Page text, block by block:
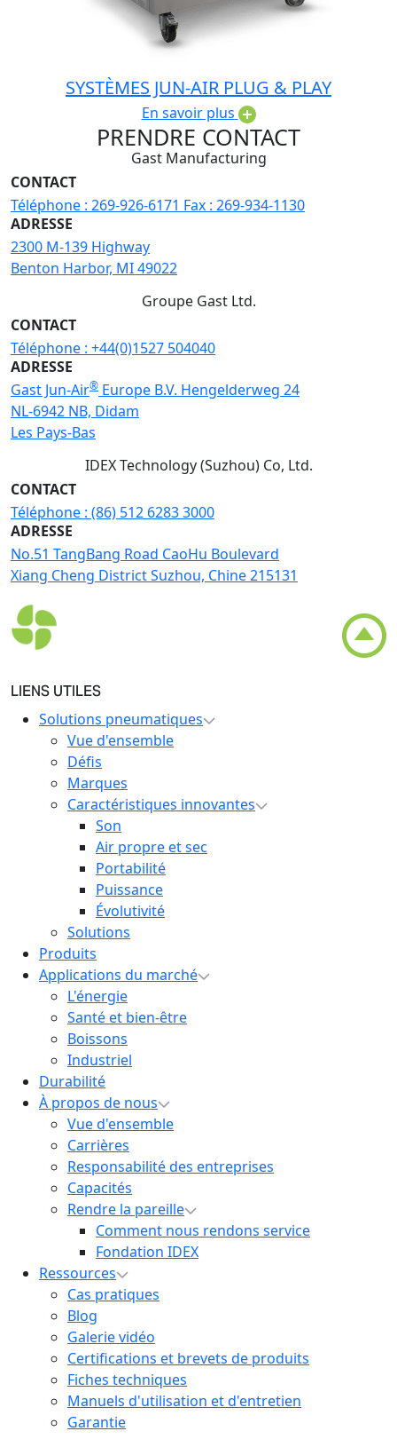
SYSTÈMES JUN-AIR PLUG & PLAY
En savoir plus
PRENDRE CONTACT
Gast Manufacturing
CONTACT
Téléphone : 269-926-6171 Fax : 269-934-1130
ADRESSE
2300 M-139 Highway
Benton Harbor, MI 49022
Groupe Gast Ltd.
CONTACT
Téléphone : +44(0)1527 504040
ADRESSE
Gast Jun-Air® Europe B.V. Hengelderweg 24
NL-6942 NB, Didam
Les Pays-Bas
IDEX Technology (Suzhou) Co, Ltd.
CONTACT
Téléphone : (86) 512 6283 3000
ADRESSE
No.51 TangBang Road CaoHu Boulevard
Xiang Cheng District Suzhou, Chine 215131
LIENS UTILES
Solutions pneumatiques
Vue d'ensemble
Défis
Marques
Caractéristiques innovantes
Son
Air propre et sec
Portabilité
Puissance
Évolutivité
Solutions
Produits
Applications du marché
L'énergie
Santé et bien-être
Boissons
Industriel
Durabilité
À propos de nous
Vue d'ensemble
Carrières
Responsabilité des entreprises
Capacités
Rendre la pareille
Comment nous rendons service
Fondation IDEX
Ressources
Cas pratiques
Blog
Galerie vidéo
Certifications et brevets de produits
Fiches techniques
Manuels d'utilisation et d'entretien
Garantie